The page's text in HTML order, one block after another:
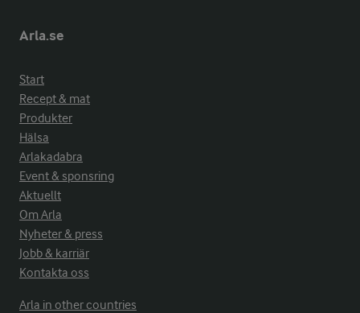
Arla.se
Start
Recept & mat
Produkter
Hälsa
Arlakadabra
Event & sponsring
Aktuellt
Om Arla
Nyheter & press
Jobb & karriär
Kontakta oss
Arla in other countries